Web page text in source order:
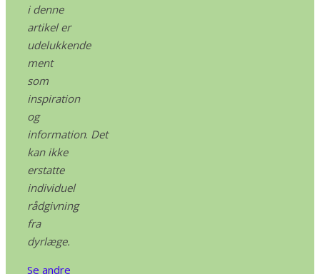
i denne
artikel er
udelukkende
ment
som
inspiration
og
information. Det
kan ikke
erstatte
individuel
rådgivning
fra
dyrlæge.
Se andre